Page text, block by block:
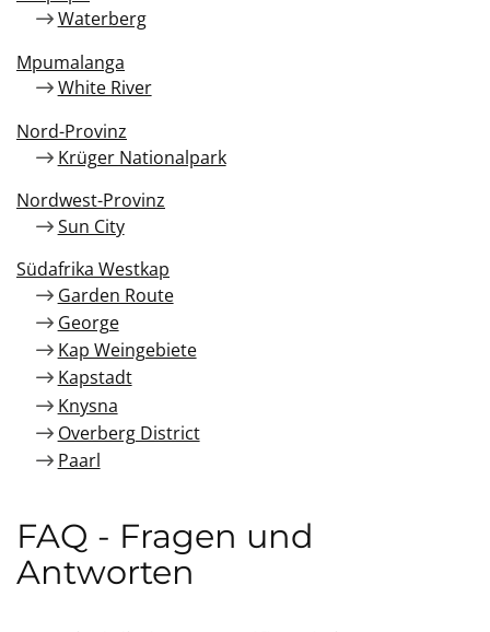
Waterberg
Mpumalanga
White River
Nord-Provinz
Krüger Nationalpark
Nordwest-Provinz
Sun City
Südafrika Westkap
Garden Route
George
Kap Weingebiete
Kapstadt
Knysna
Overberg District
Paarl
FAQ - Fragen und
Antworten